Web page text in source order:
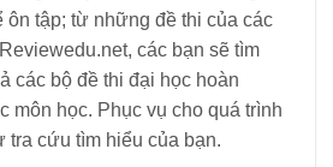
ôn tập; từ những đề thi của các
các bạn sẽ tìm
các bộ đề thi đại học hoàn
môn học. Phục vụ cho quá trình
tra cứu tìm hiểu của bạn.